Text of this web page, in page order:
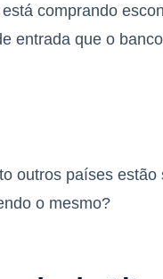
comprando
entrada que o
outros países estão
o mesmo?